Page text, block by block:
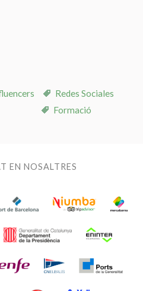
Redes Sociales
Formació
EN NOSALTRES